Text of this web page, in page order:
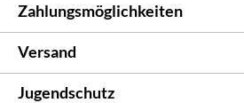
Zahlungsmöglichkeiten
Versand
Jugendschutz